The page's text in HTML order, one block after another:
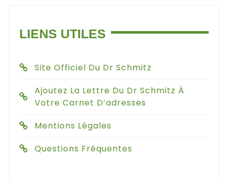
LIENS UTILES
Site Officiel Du Dr Schmitz
Ajoutez La Lettre Du Dr Schmitz À
Votre Carnet D’adresses
Mentions Légales
Questions Fréquentes